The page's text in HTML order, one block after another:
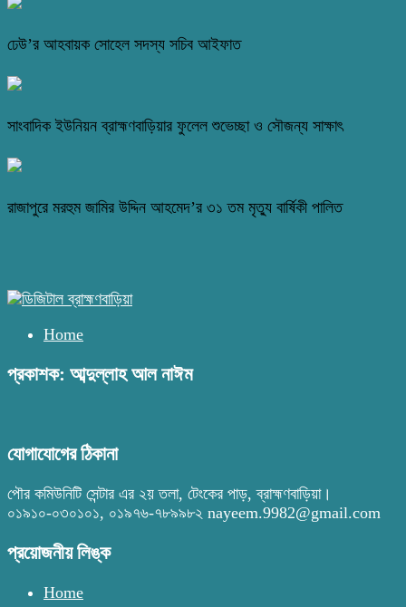
ঢেউ’র আহবায়ক সোহেল সদস্য সচিব আইফাত
সাংবাদিক ইউনিয়ন ব্রাহ্মণবাড়িয়ার ফুলেল শুভেচ্ছা ও সৌজন্য সাক্ষাৎ
রাজাপুরে মরহুম জামির উদ্দিন আহমেদ’র ৩১ তম মৃত্যু বার্ষিকী পালিত
Home
প্রকাশক: আব্দুল্লাহ আল নাঈম
যোগাযোগের ঠিকানা
পৌর কমিউনিটি সেন্টার এর ২য় তলা, টেংকের পাড়, ব্রাহ্মণবাড়িয়া।
০১৯১০-০৩০১০১, ০১৯৭৬-৭৮৯৯৮২ nayeem.9982@gmail.com
প্রয়োজনীয় লিঙ্ক
Home